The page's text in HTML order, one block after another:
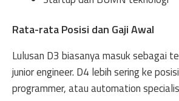
Rata-rata Posisi dan Gaji Awal
Lulusan D3 biasanya masuk sebagai
junior engineer. D4 lebih sering ke
programmer, atau automation